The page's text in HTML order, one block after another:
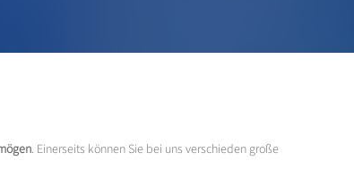
. Einerseits können Sie bei uns verschieden große